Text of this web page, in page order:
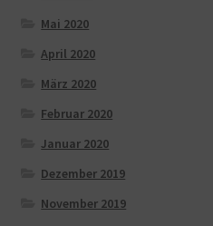
Mai 2020
April 2020
März 2020
Februar 2020
Januar 2020
Dezember 2019
November 2019